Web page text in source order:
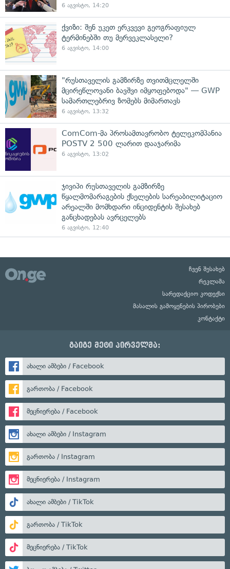
6 აგვისტო, 14:20
ქვიზი: შენ უკეთ ერკვევი გეოგრაფიულ
ტერმინებში თუ მერვეკლასელი?
6 აგვისტო, 14:00
"რუსთაველის გამზირზე თვითმცლელში
მცირეწლოვანი ბავშვი იმყოფებოდა" — GWP
სამართლებრივ ზომებს მიმართავს
6 აგვისტო, 13:32
ComCom-მა პროსამთავრობო ტელეკომპანია
POSTV 2 500 ლარით დააჯარიმა
6 აგვისტო, 13:02
ჯივიპი რუსთაველის გამზირზე
წყალმომარაგების ქსელების სარეაბილიტაციო
არეალში მომხდარი ინციდენტის შესახებ
განცხადებას ავრცელებს
6 აგვისტო, 12:40
ჩვენ შესახებ
რეკლამა
სარედაქციო კოდექსი
მასალის გამოყენების პირობები
კონტაქტი
გაიგე მეტი პირველმა:
ახალი ამბები / Facebook
გართობა / Facebook
მეცნიერება / Facebook
ახალი ამბები / Instagram
გართობა / Instagram
მეცნიერება / Instagram
ახალი ამბები / TikTok
გართობა / TikTok
მეცნიერება / TikTok